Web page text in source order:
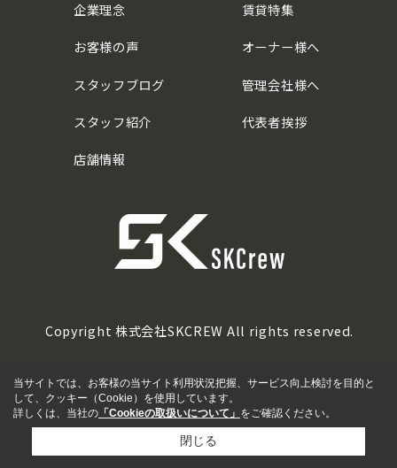
企業理念
お客様の声
スタッフブログ
スタッフ紹介
店舗情報
賃貸特集
オーナー様へ
管理会社様へ
代表者挨拶
Copyright 株式会社SKCREW All rights reserved.
当サイトでは、お客様の当サイト利用状況把握、サービス向上検討を目的と
して、クッキー（Cookie）を使用しています。
詳しくは、当社の 「Cookieの取扱いについて」 をご確認ください。
閉じる